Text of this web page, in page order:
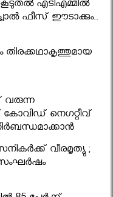
എടിഎമ്മിൽ
ഫീസ് ഈടാക്കും..
വരുന്ന
കോവിഡ് നെഗറ്റീവ്
വീരമൃത്യു ;